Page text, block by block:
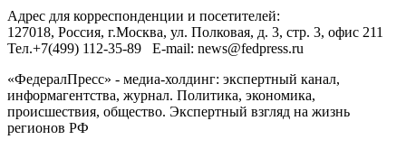
Адрес для корреспонденции и посетителей:
127018, Россия, г.Москва, ул. Полковая, д. 3, стр. 3, офис 211
Тел.+7(499) 112-35-89 E-mail: news@fedpress.ru
«ФедералПресс» - медиа-холдинг: экспертный канал,
информагентства, журнал. Политика, экономика,
происшествия, общество. Экспертный взгляд на жизнь
регионов РФ